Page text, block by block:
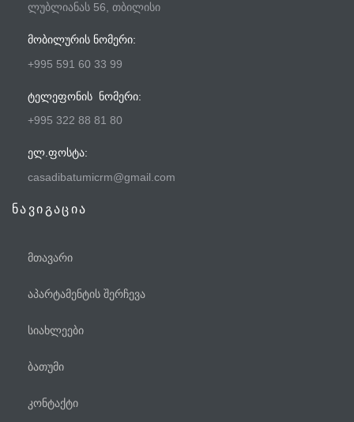
ლუბლიანას 56, თბილისი
ᲛᲝᲑᲘᲚᲣᲠᲘᲡ ᲜᲝᲛᲔᲠᲘ:
+995 591 60 33 99
ᲢᲔᲚᲔᲤᲝᲜᲘᲡ ᲜᲝᲛᲔᲠᲘ:
+995 322 88 81 80
ᲔᲚ.ᲤᲝᲡᲢᲐ:
casadibatumicrm@gmail.com
ნავიგაცია
მთავარი
აპარტამენტის შერჩევა
სიახლეები
ბათუმი
კონტაქტი